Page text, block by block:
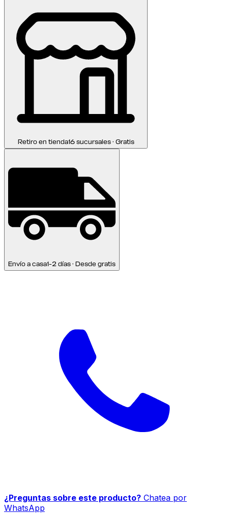
Retiro en tienda16 sucursales · Gratis
Envío a casa1-2 días · Desde gratis
¿Preguntas sobre este producto? Chatea por
WhatsApp